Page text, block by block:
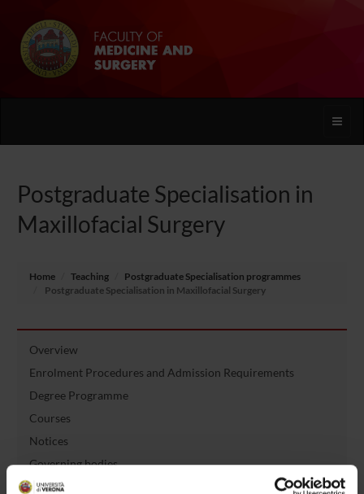
Toggle
Postgraduate Specialisation in
Maxillofacial Surgery
Home Teaching
Postgraduate Specialisation programmes
Postgraduate Specialisation in Maxillofacial Surgery
Overview
Enrolment Procedures and Admission Requirements
Degree Programme
Courses
Notices
Governing bodies
Rete formativa